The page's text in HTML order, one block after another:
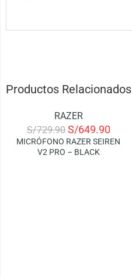
Productos Relacionados
RAZER
S/729.90 S/649.90
MICRÓFONO RAZER SEIREN
V2 PRO – BLACK